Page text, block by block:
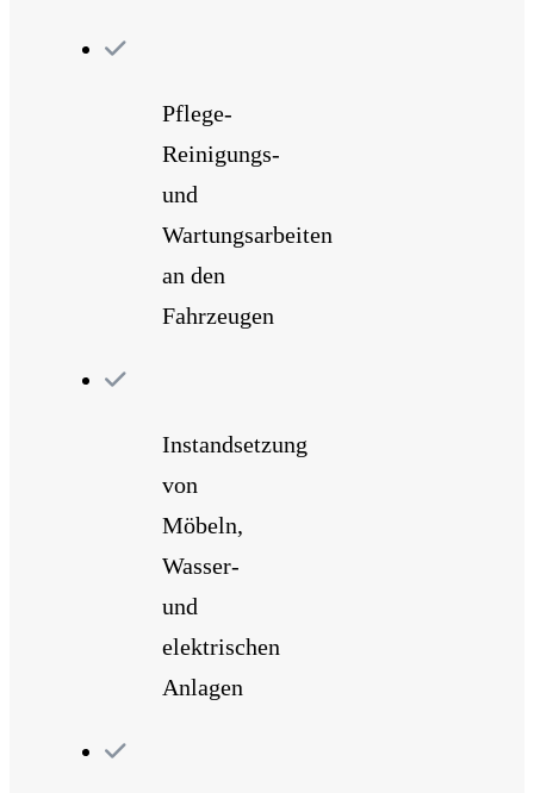
Pflege-
Reinigungs-
und
Wartungsarbeiten
an den
Fahrzeugen
Instandsetzung
von
Möbeln,
Wasser-
und
elektrischen
Anlagen